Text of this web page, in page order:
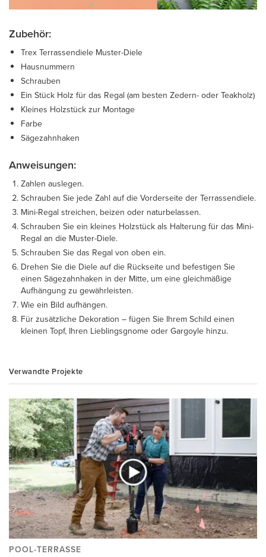
Zubehör:
Trex Terrassendiele Muster-Diele
Hausnummern
Schrauben
Ein Stück Holz für das Regal (am besten Zedern- oder Teakholz)
Kleines Holzstück zur Montage
Farbe
Sägezahnhaken
Anweisungen:
Zahlen auslegen.
Schrauben Sie jede Zahl auf die Vorderseite der Terrassendiele.
Mini-Regal streichen, beizen oder naturbelassen.
Schrauben Sie ein kleines Holzstück als Halterung für das Mini-
Regal an die Muster-Diele.
Schrauben Sie das Regal von oben ein.
Drehen Sie die Diele auf die Rückseite und befestigen Sie
einen Sägezahnhaken in der Mitte, um eine gleichmäßige
Aufhängung zu gewährleisten.
Wie ein Bild aufhängen.
Für zusätzliche Dekoration – fügen Sie Ihrem Schild einen
kleinen Topf, Ihren Lieblingsgnome oder Gargoyle hinzu.
Verwandte Projekte
POOL-TERRASSE